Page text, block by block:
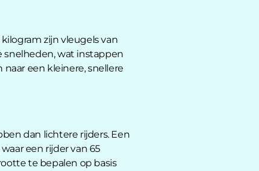
zijn vleugels van
snelheden, wat instappen
een kleinere, snellere
dan lichtere rijders. Een
een rijder van 65
te bepalen op basis